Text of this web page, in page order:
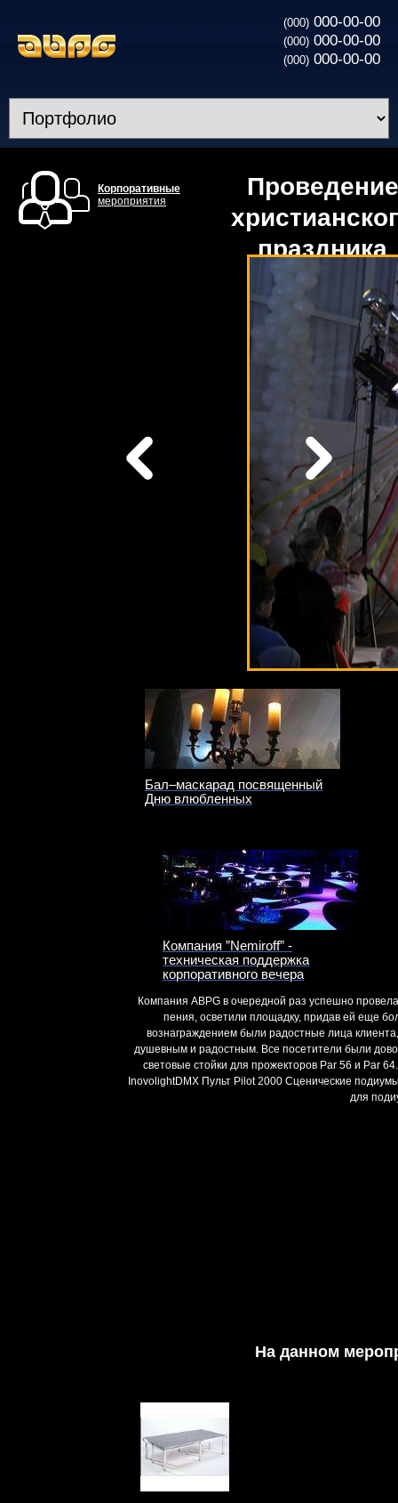
(000) 000-00-00
(000) 000-00-00
(000) 000-00-00
Корпоративные
мероприятия
Проведение
праздника
Бал–маскарад посвященный
Дню влюбленных
Компания ”Nemiroff” -
техническая поддержка
корпоративного вечера
Компания ABPG в очередной раз успешно
пения, осветили площадку, придав ей еще
вознаграждением были радостные лица
душевным и радостным. Все посетители были
световые стойки для прожекторов Par 56 и Par
InovolightDMX Пульт Pilot 2000 Сценические
для
На данном